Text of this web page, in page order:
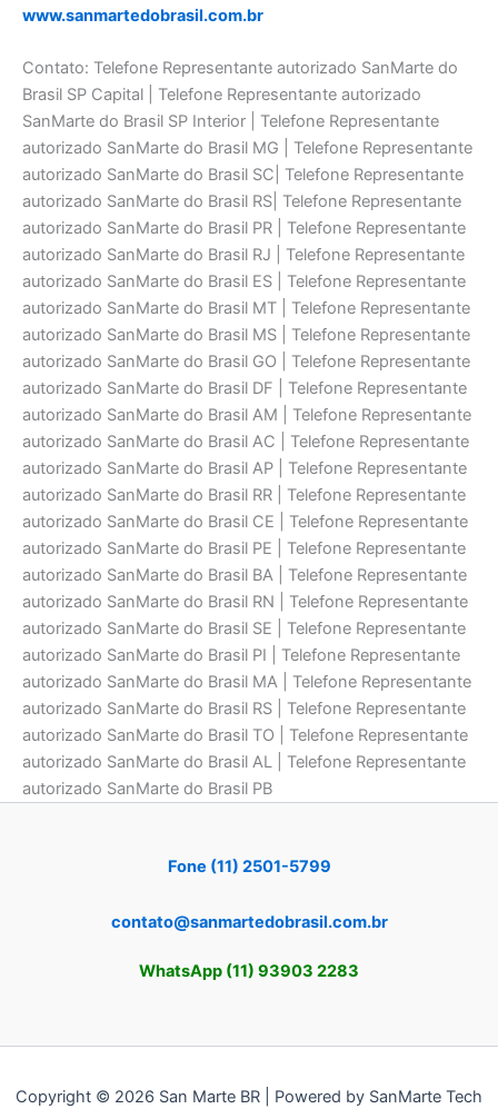
www.sanmartedobrasil.com.br
Contato: Telefone Representante autorizado SanMarte do
Brasil SP Capital | Telefone Representante autorizado
SanMarte do Brasil SP Interior | Telefone Representante
autorizado SanMarte do Brasil MG | Telefone Representante
autorizado SanMarte do Brasil SC| Telefone Representante
autorizado SanMarte do Brasil RS| Telefone Representante
autorizado SanMarte do Brasil PR | Telefone Representante
autorizado SanMarte do Brasil RJ | Telefone Representante
autorizado SanMarte do Brasil ES | Telefone Representante
autorizado SanMarte do Brasil MT | Telefone Representante
autorizado SanMarte do Brasil MS | Telefone Representante
autorizado SanMarte do Brasil GO | Telefone Representante
autorizado SanMarte do Brasil DF | Telefone Representante
autorizado SanMarte do Brasil AM | Telefone Representante
autorizado SanMarte do Brasil AC | Telefone Representante
autorizado SanMarte do Brasil AP | Telefone Representante
autorizado SanMarte do Brasil RR | Telefone Representante
autorizado SanMarte do Brasil CE | Telefone Representante
autorizado SanMarte do Brasil PE | Telefone Representante
autorizado SanMarte do Brasil BA | Telefone Representante
autorizado SanMarte do Brasil RN | Telefone Representante
autorizado SanMarte do Brasil SE | Telefone Representante
autorizado SanMarte do Brasil PI | Telefone Representante
autorizado SanMarte do Brasil MA | Telefone Representante
autorizado SanMarte do Brasil RS | Telefone Representante
autorizado SanMarte do Brasil TO | Telefone Representante
autorizado SanMarte do Brasil AL | Telefone Representante
autorizado SanMarte do Brasil PB
Fone (11) 2501-5799
contato@sanmartedobrasil.com.br
WhatsApp (11) 93903 2283
Copyright © 2026 San Marte BR | Powered by SanMarte Tech